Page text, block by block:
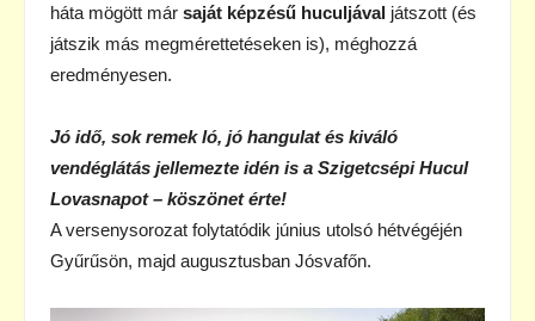
háta mögött már saját képzésű huculjával játszott (és
játszik más megmérettetéseken is), méghozzá
eredményesen.
Jó idő, sok remek ló, jó hangulat és kiváló
vendéglátás jellemezte idén is a Szigetcsépi Hucul
Lovasnapot – köszönet érte!
A versenysorozat folytatódik június utolsó hétvégéjén
Gyűrűsön, majd augusztusban Jósvafőn.